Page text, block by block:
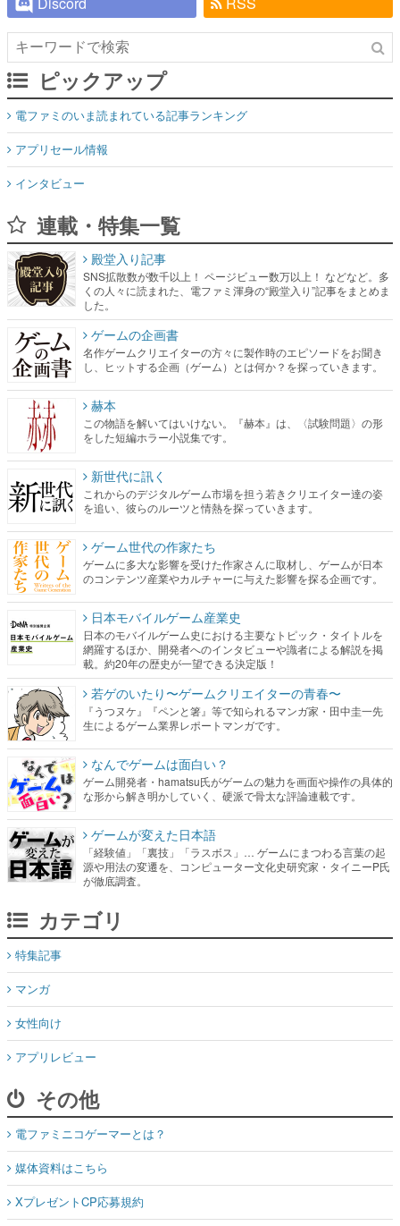
ピックアップ
電ファミのいま読まれている記事ランキング
アプリセール情報
インタビュー
連載・特集一覧
殿堂入り記事
SNS拡散数が数千以上！ ページビュー数万以上！ などなど。多
くの人々に読まれた、電ファミ渾身の“殿堂入り”記事をまとめま
した。
ゲームの企画書
名作ゲームクリエイターの方々に製作時のエピソードをお聞き
し、ヒットする企画（ゲーム）とは何か？を探っていきます。
赫本
この物語を解いてはいけない。『赫本』は、〈試験問題〉の形
をした短編ホラー小説集です。
新世代に訊く
これからのデジタルゲーム市場を担う若きクリエイター達の姿
を追い、彼らのルーツと情熱を探っていきます。
ゲーム世代の作家たち
ゲームに多大な影響を受けた作家さんに取材し、ゲームが日本
のコンテンツ産業やカルチャーに与えた影響を探る企画です。
日本モバイルゲーム産業史
日本のモバイルゲーム史における主要なトピック・タイトルを
網羅するほか、開発者へのインタビューや識者による解説を掲
載。約20年の歴史が一望できる決定版！
若ゲのいたり〜ゲームクリエイターの青春〜
『うつヌケ』『ペンと箸』等で知られるマンガ家・田中圭一先
生によるゲーム業界レポートマンガです。
なんでゲームは面白い？
ゲーム開発者・hamatsu氏がゲームの魅力を画面や操作の具体的
な形から解き明かしていく、硬派で骨太な評論連載です。
ゲームが変えた日本語
「経験値」「裏技」「ラスボス」… ゲームにまつわる言葉の起
源や用法の変遷を、コンピューター文化史研究家・タイニーP氏
が徹底調査。
カテゴリ
特集記事
マンガ
女性向け
アプリレビュー
その他
電ファミニコゲーマーとは？
媒体資料はこちら
XプレゼントCP応募規約